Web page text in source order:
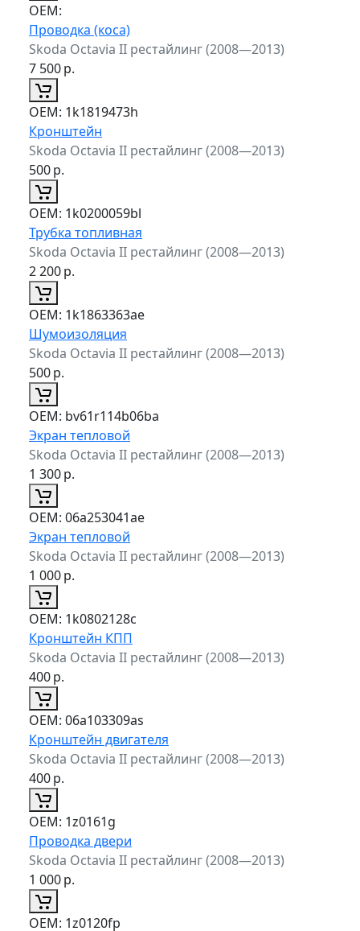
ОЕМ:
Проводка (коса)
Skoda Octavia II рестайлинг (2008—2013)
7 500р.
ОЕМ: 1k1819473h
Кронштейн
Skoda Octavia II рестайлинг (2008—2013)
500р.
ОЕМ: 1k0200059bl
Трубка топливная
Skoda Octavia II рестайлинг (2008—2013)
2 200р.
ОЕМ: 1k1863363ae
Шумоизоляция
Skoda Octavia II рестайлинг (2008—2013)
500р.
ОЕМ: bv61r114b06ba
Экран тепловой
Skoda Octavia II рестайлинг (2008—2013)
1 300р.
ОЕМ: 06a253041ae
Экран тепловой
Skoda Octavia II рестайлинг (2008—2013)
1 000р.
ОЕМ: 1k0802128c
Кронштейн КПП
Skoda Octavia II рестайлинг (2008—2013)
400р.
ОЕМ: 06a103309as
Кронштейн двигателя
Skoda Octavia II рестайлинг (2008—2013)
400р.
ОЕМ: 1z0161g
Проводка двери
Skoda Octavia II рестайлинг (2008—2013)
1 000р.
ОЕМ: 1z0120fp